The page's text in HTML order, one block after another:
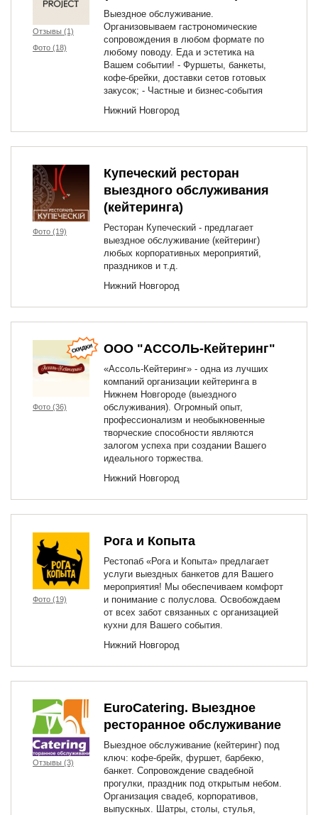
Отзывы (1)
Фото (18)
Выездное обслуживание.
Организовываем гастрономические
сопровождения в любом формате по
любому поводу. Еда и эстетика на
Вашем событии! - Фуршеты, банкеты,
кофе-брейки, доставки сетов готовых
закусок; - Частные и бизнес-события
Нижний Новгород
Фото (19)
Купеческий ресторан
выездного обслуживания
(кейтеринга)
Ресторан Купеческий - предлагает
выездное обслуживание (кейтеринг)
любых корпоративных мероприятий,
праздников и т.д.
Нижний Новгород
Фото (36)
ООО "АССОЛЬ-Кейтеринг"
«Ассоль-Кейтеринг» - одна из лучших
компаний организации кейтеринга в
Нижнем Новгороде (выездного
обслуживания). Огромный опыт,
профессионализм и необыкновенные
творческие способности являются
залогом успеха при создании Вашего
идеального торжества.
Нижний Новгород
Фото (19)
Рога и Копыта
Рестопаб «Рога и Копыта» предлагает
услуги выездных банкетов для Вашего
мероприятия! Мы обеспечиваем комфорт
и понимание с полуслова. Освобождаем
от всех забот связанных с организацией
кухни для Вашего события.
Нижний Новгород
Отзывы (3)
EuroCatering. Выездное
ресторанное обслуживание
Выездное обслуживание (кейтеринг) под
ключ: кофе-брейк, фуршет, барбекю,
банкет. Сопровождение свадебной
прогулки, праздник под открытым небом.
Организация свадеб, корпоративов,
выпускных. Шатры, столы, стулья,